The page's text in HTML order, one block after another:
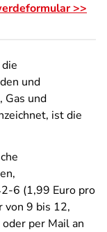
>>
und
Gas und
ist die
6 (1,99 Euro pro
von 9 bis 12,
per Mail an